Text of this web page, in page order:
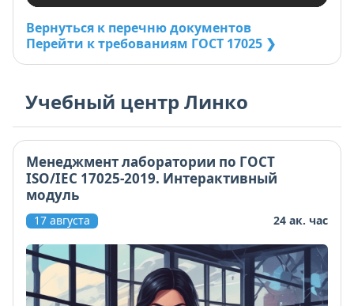
Вернуться к перечню документов
Перейти к требованиям ГОСТ 17025 ❯
Учебный центр Линко
Менеджмент лаборатории по ГОСТ
ISO/IEC 17025-2019. Интерактивный
модуль
17 августа 24 ак. час